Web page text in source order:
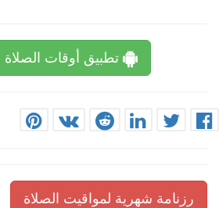
تطبيق أوقات
رزنامة شهرية لمواقيت الصلاة